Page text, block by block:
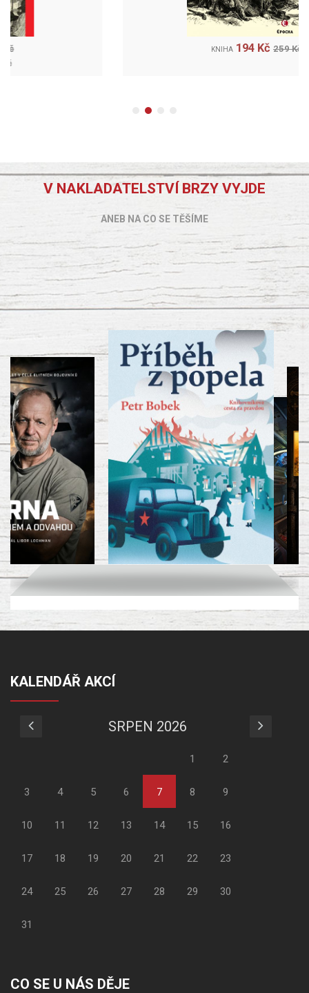
V NAKLADATELSTVÍ BRZY VYJDE
ANEB NA CO SE TĚŠÍME
KALENDÁŘ AKCÍ
SRPEN 2026
1 2
3 4 5 6 7 8 9
10 11 12 13 14 15 16
17 18 19 20 21 22 23
24 25 26 27 28 29 30
31
CO SE U NÁS DĚJE